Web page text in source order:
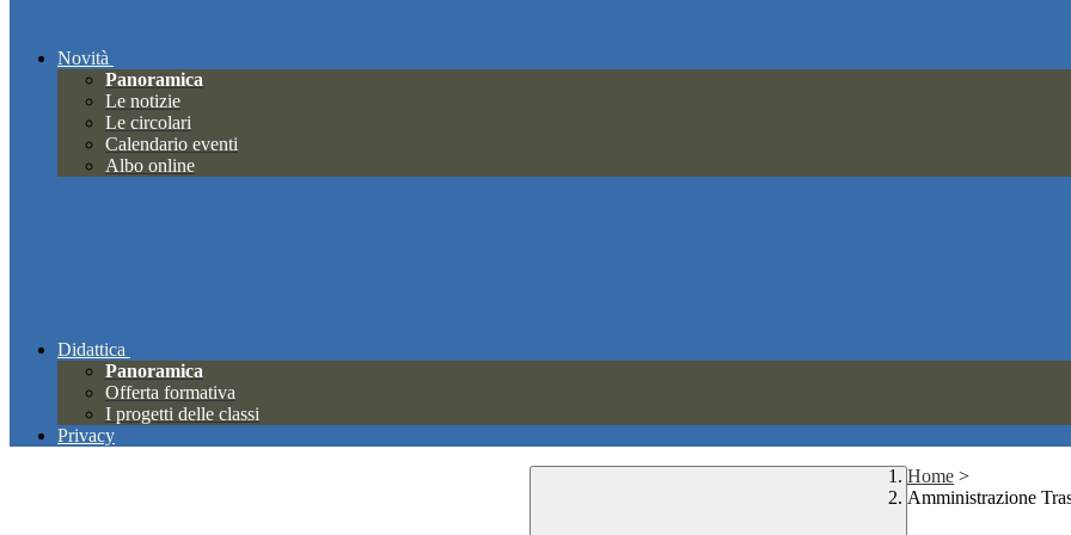
Novità
Panoramica
Le notizie
Le circolari
Calendario eventi
Albo online
Didattica
Panoramica
Offerta formativa
I progetti delle classi
Privacy
Home >
Amministrazione